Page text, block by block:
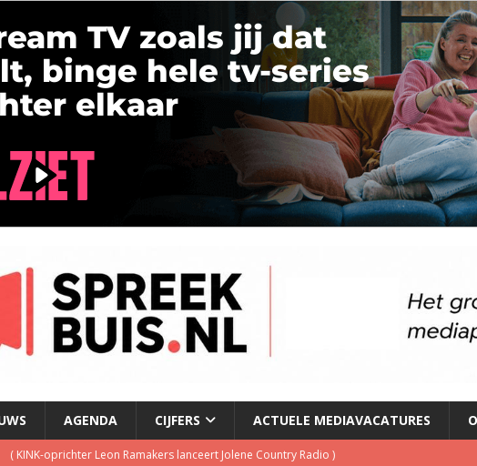
AGENDA CIJFERS ACTUELE MEDIAVACATURES
( Televisie wint snel terrein als apparaat voor podcasts)